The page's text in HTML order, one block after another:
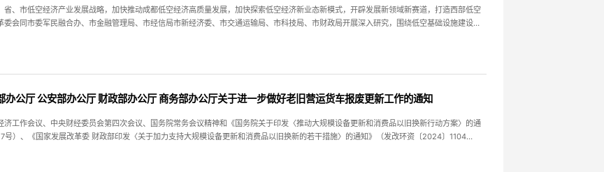
省、市低空经济产业发展战略，加快推动成都低空经济高质量发展，加快探索低空经济新业态新模式，开辟发展新领域新赛道，打造西部低空
委会同市委军民融合办、市金融管理局、市经信局市新经济委、市交通运输局、市科技局、市财政局开展深入研究，围绕低空基础设施建设、
办公厅 公安部办公厅 财政部办公厅 商务部办公厅关于进一步做好老旧营运货车报废更新工作的通知
济工作会议、中央财经委员会第四次会议、国务院常务会议精神和《国务院关于印发〈推动大规模设备更新和消费品以旧换新行动方案〉的通
）、《国家发展改革委 财政部印发〈关于加力支持大规模设备更新和消费品以旧换新的若干措施〉的通知》（发改环资〔2024〕1104